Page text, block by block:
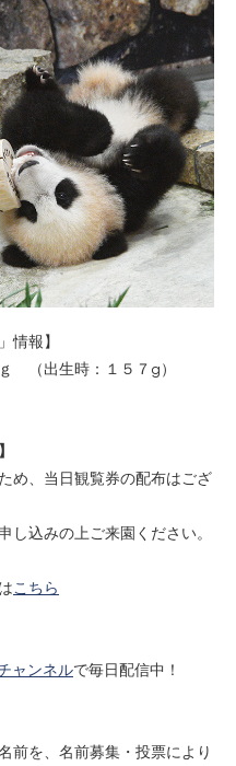
情報】
（出生時：１５７g）
め、当日観覧券の配布はござ
し込みの上ご来園ください。
こちら
ャンネルで毎日配信中！
前を、名前募集・投票により